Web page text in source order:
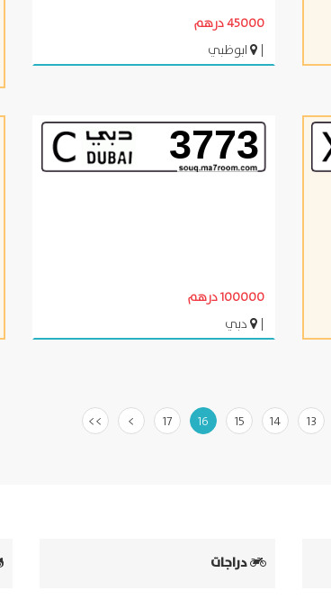
45000 درهم
|
ابوظبي
3773
100000 درهم
|
دبي
13
14
15
16
17
>
>>
دراجات